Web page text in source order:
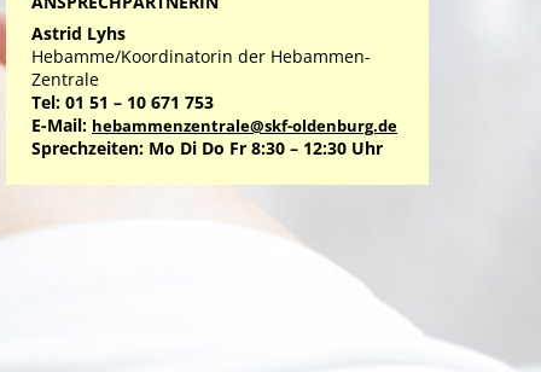
Astrid Lyhs
Hebamme/Koordinatorin der Hebammen-
Zentrale
Tel: 01 51 – 10 671 753
E-Mail: hebammenzentrale@skf-oldenburg.de
Sprechzeiten: Mo Di Do Fr 8:30 – 12:30 Uhr